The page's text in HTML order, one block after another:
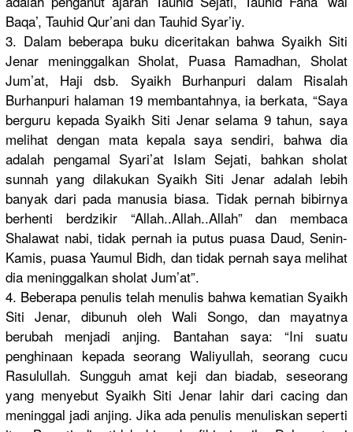
Baqa’, Tauhid Qur’ani dan Tauhid Syar’iy.
3. Dalam beberapa buku diceritakan bahwa Syaikh Siti
Jenar meninggalkan Sholat, Puasa Ramadhan, Sholat
Jum’at, Haji dsb. Syaikh Burhanpuri dalam Risalah
Burhanpuri halaman 19 membantahnya, ia berkata, “Saya
berguru kepada Syaikh Siti Jenar selama 9 tahun, saya
melihat dengan mata kepala saya sendiri, bahwa dia
adalah pengamal Syari’at Islam Sejati, bahkan sholat
sunnah yang dilakukan Syaikh Siti Jenar adalah lebih
banyak dari pada manusia biasa. Tidak pernah bibirnya
berhenti berdzikir “Allah..Allah..Allah” dan membaca
Shalawat nabi, tidak pernah ia putus puasa Daud, Senin-
Kamis, puasa Yaumul Bidh, dan tidak pernah saya melihat
dia meninggalkan sholat Jum’at”.
4. Beberapa penulis telah menulis bahwa kematian Syaikh
Siti Jenar, dibunuh oleh Wali Songo, dan mayatnya
berubah menjadi anjing. Bantahan saya: “Ini suatu
penghinaan kepada seorang Waliyullah, seorang cucu
Rasulullah. Sungguh amat keji dan biadab, seseorang
yang menyebut Syaikh Siti Jenar lahir dari cacing dan
meninggal jadi anjing. Jika ada penulis menuliskan seperti